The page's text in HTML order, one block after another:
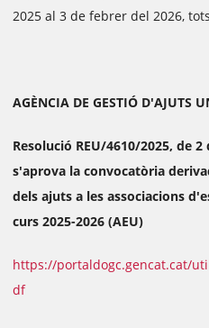
2025 al 3 de febrer del 2026,
AGÈNCIA DE GESTIÓ D'AJUTS
Resolució REU/4610/2025, de
s'aprova la convocatòria
dels ajuts a les associacions
curs 2025-2026 (AEU)
https://portaldogc.gencat.cat/
df